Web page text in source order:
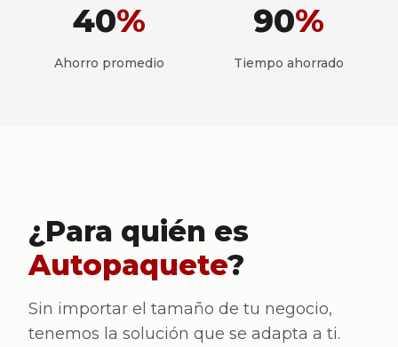
40%
Ahorro promedio
90%
Tiempo ahorrado
¿Para quién es
Autopaquete?
Sin importar el tamaño de tu negocio,
tenemos la solución que se adapta a ti.